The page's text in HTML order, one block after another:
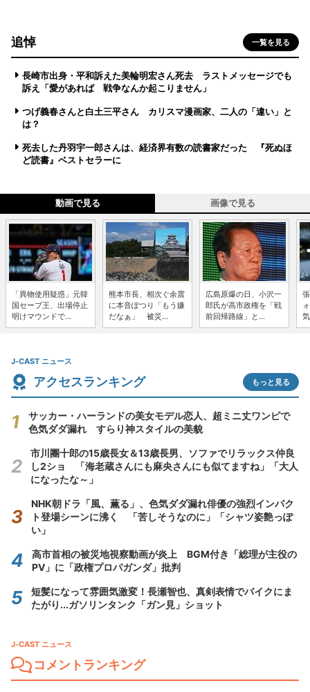
追悼 一覧を見る
長崎市出身・平和訴えた美輪明宏さん死去 ラストメッセージでも
訴え「愛があれば 戦争なんか起こりません」
つげ義春さんと白土三平さん カリスマ漫画家、二人の「違い」と
は？
死去した丹羽宇一郎さんは、経済界有数の読書家だった 『死ぬほ
ど読書』ベストセラーに
動画で見る 画像で見る
「異物使用疑惑」元韓
国セーブ王、出場停止
明けマウンドで...
熊本市長、相次ぐ余震
に本音ぽつり「もう嫌
だなぁ」 被災...
広島原爆の日、小沢一
郎氏が高市政権を「戦
前回帰路線」と...
J-CAST ニュース
アクセスランキング もっと見る
サッカー・ハーランドの美女モデル恋人、超ミニ丈ワンピで
色気ダダ漏れ すらり神スタイルの美貌
市川團十郎の15歳長女＆13歳長男、ソファでリラックス仲良
し2ショ 「海老蔵さんにも麻央さんにも似てますね」「大人
になったな～」
NHK朝ドラ「風、薫る」、色気ダダ漏れ俳優の強烈インパク
ト登場シーンに沸く 「苦しそうなのに」「シャツ姿艶っぽ
い」
高市首相の被災地視察動画が炎上 BGM付き「総理が主役の
PV」に「政権プロパガンダ」批判
短髪になって雰囲気激変！長瀬智也、真剣表情でバイクにま
たがり...ガソリンタンク「ガン見」ショット
J-CAST ニュース
コメントランキング